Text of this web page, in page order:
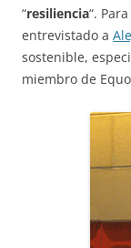
“resiliencia“.
entrevistado a
sostenible,
miembro de